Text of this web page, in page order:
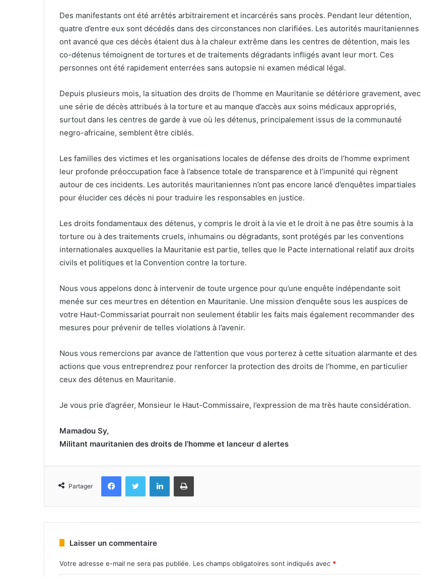
Des manifestants ont été arrêtés arbitrairement et incarcérés sans procès. Pendant leur détention,
quatre d’entre eux sont décédés dans des circonstances non clarifiées. Les autorités mauritaniennes
ont avancé que ces décès étaient dus à la chaleur extrême dans les centres de détention, mais les
co-détenus témoignent de tortures et de traitements dégradants infligés avant leur mort. Ces
personnes ont été rapidement enterrées sans autopsie ni examen médical légal.
Depuis plusieurs mois, la situation des droits de l’homme en Mauritanie se détériore gravement, avec
une série de décès attribués à la torture et au manque d’accès aux soins médicaux appropriés,
surtout dans les centres de garde à vue où les détenus, principalement issus de la communauté
negro-africaine, semblent être ciblés.
Les familles des victimes et les organisations locales de défense des droits de l’homme expriment
leur profonde préoccupation face à l’absence totale de transparence et à l’impunité qui règnent
autour de ces incidents. Les autorités mauritaniennes n’ont pas encore lancé d’enquêtes impartiales
pour élucider ces décès ni pour traduire les responsables en justice.
Les droits fondamentaux des détenus, y compris le droit à la vie et le droit à ne pas être soumis à la
torture ou à des traitements cruels, inhumains ou dégradants, sont protégés par les conventions
internationales auxquelles la Mauritanie est partie, telles que le Pacte international relatif aux droits
civils et politiques et la Convention contre la torture.
Nous vous appelons donc à intervenir de toute urgence pour qu’une enquête indépendante soit
menée sur ces meurtres en détention en Mauritanie. Une mission d’enquête sous les auspices de
votre Haut-Commissariat pourrait non seulement établir les faits mais également recommander des
mesures pour prévenir de telles violations à l’avenir.
Nous vous remercions par avance de l’attention que vous porterez à cette situation alarmante et des
actions que vous entreprendrez pour renforcer la protection des droits de l’homme, en particulier
ceux des détenus en Mauritanie.
Je vous prie d’agréer, Monsieur le Haut-Commissaire, l’expression de ma très haute considération.
Mamadou Sy,
Militant mauritanien des droits de l’homme et lanceur d alertes
Partager
FacebookTwitter LinkedinImprimer
Laisser un commentaire
Votre adresse e-mail ne sera pas publiée. Les champs obligatoires sont indiqués avec *